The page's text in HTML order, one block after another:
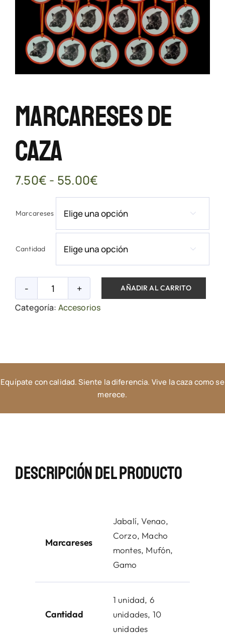
Marcareses De
Caza
7.50€ - 55.00€
precios:
desde
7.50€
hasta
55.00€
Marcareses 
Cantidad 
Marcareses
de
AÑADIR AL CARRITO
Categoría: Accesorios
Equípate con calidad. Siente la diferencia. Vive la caza como se
merece.
Descripción Del Producto
Marcareses
Jabalí, Venao,
Corzo, Macho
montes, Mufón,
Gamo
Cantidad
1 unidad, 6
unidades, 10
unidades